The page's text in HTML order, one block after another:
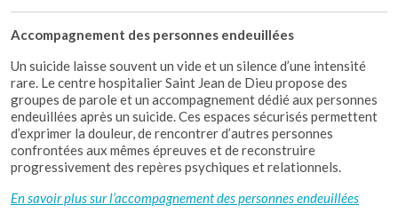
Accompagnement des personnes endeuillées
Un suicide laisse souvent un vide et un silence d’une intensité
rare. Le centre hospitalier Saint Jean de Dieu propose des
groupes de parole et un accompagnement dédié aux personnes
endeuillées après un suicide. Ces espaces sécurisés permettent
d’exprimer la douleur, de rencontrer d’autres personnes
confrontées aux mêmes épreuves et de reconstruire
progressivement des repères psychiques et relationnels.
En savoir plus sur l’accompagnement des personnes endeuillées